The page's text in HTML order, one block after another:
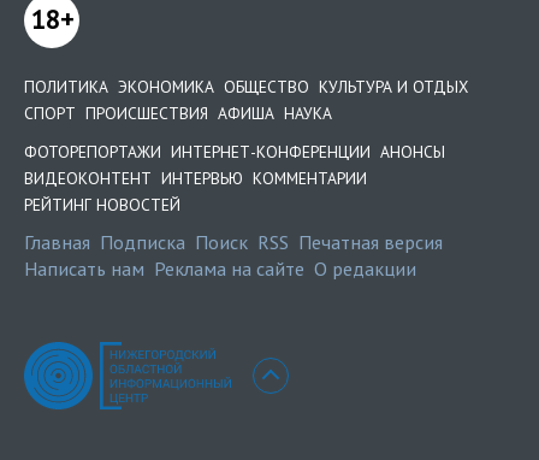
18+
ПОЛИТИКА ЭКОНОМИКА ОБЩЕСТВО КУЛЬТУРА И ОТДЫХ
СПОРТ ПРОИСШЕСТВИЯ АФИША НАУКА
ФОТОРЕПОРТАЖИ ИНТЕРНЕТ-КОНФЕРЕНЦИИ АНОНСЫ
ВИДЕОКОНТЕНТ ИНТЕРВЬЮ КОММЕНТАРИИ
РЕЙТИНГ НОВОСТЕЙ
Главная Подписка Поиск RSS Печатная версия
Написать нам Реклама на сайте О редакции